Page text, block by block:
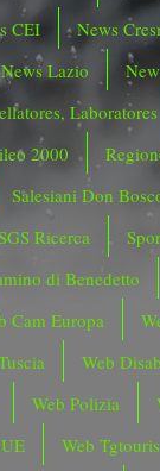
CEI News
News Lazio
Laboratores
2000
Salesiani Don
Ricerca
di Benedetto
Cam Europa
Web
Web Polizia
Web